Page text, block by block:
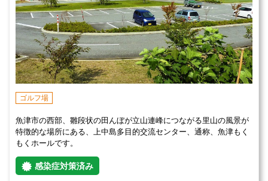
ゴルフ場
魚津市の西部、雛段状の田んぼが立山連峰につながる里山の風景が
特徴的な場所にある、上中島多目的交流センター、通称、魚津もく
もくホールです。
感染症対策済み